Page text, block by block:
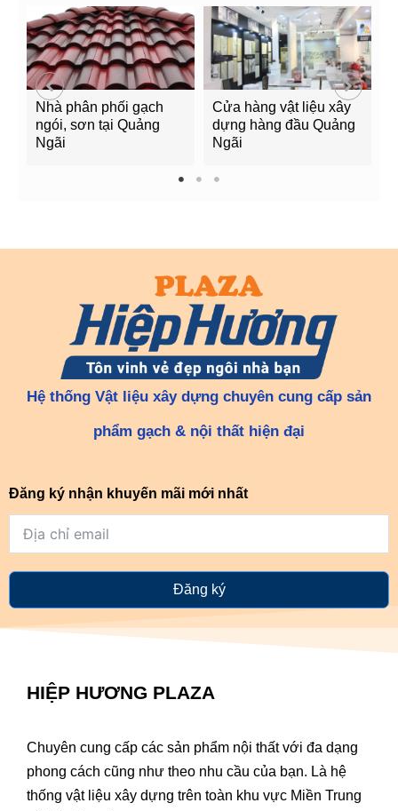
Nhà phân phối gạch
ngói, sơn tại Quảng
Ngãi
Cửa hàng vật liệu xây
dựng hàng đầu Quảng
Ngãi
1 2 3
Hệ thống Vật liệu xây dựng chuyên cung cấp sản
phẩm gạch & nội thất hiện đại
Đăng ký nhận khuyến mãi mới nhất
Đăng ký
HIỆP HƯƠNG PLAZA
Chuyên cung cấp các sản phẩm nội thất với đa dạng
phong cách cũng như theo nhu cầu của bạn. Là hệ
thống vật liệu xây dựng trên toàn khu vực Miền Trung